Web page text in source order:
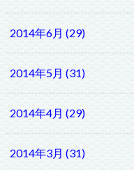
2014年6月 (29)
2014年5月 (31)
2014年4月 (29)
2014年3月 (31)